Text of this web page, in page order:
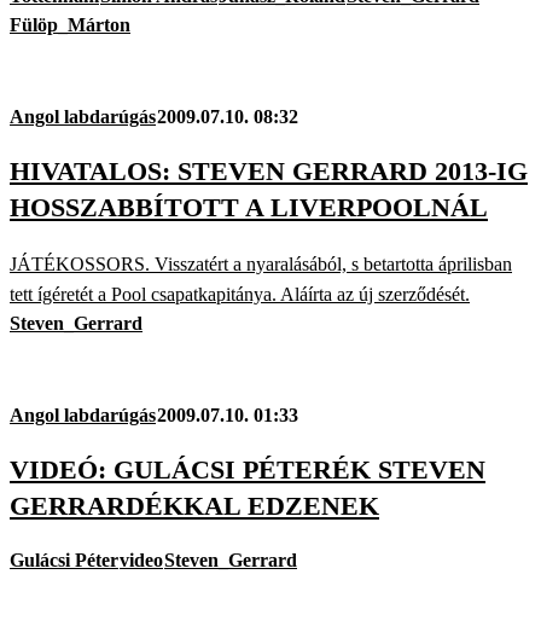
Fülöp_Márton
Angol labdarúgás2009.07.10. 08:32
HIVATALOS: STEVEN GERRARD 2013-IG
HOSSZABBÍTOTT A LIVERPOOLNÁL
JÁTÉKOSSORS. Visszatért a nyaralásából, s betartotta áprilisban
tett ígéretét a Pool csapatkapitánya. Aláírta az új szerződését.
Steven_Gerrard
Angol labdarúgás2009.07.10. 01:33
VIDEÓ: GULÁCSI PÉTERÉK STEVEN
GERRARDÉKKAL EDZENEK
Gulácsi PétervideoSteven_Gerrard